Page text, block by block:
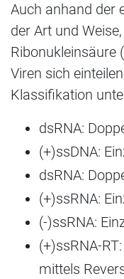
Auch anhand der
der Art und
Ribonukleinsäure
Viren sich
Klassifikation
dsRNA:
(+)ssDNA:
dsRNA:
(+)ssRNA:
(-)ssRNA:
(+)ssRNA-
mittels